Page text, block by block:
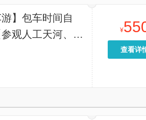
】包车时间自
观人工天河、当
迹”的红旗渠
¥
查看详